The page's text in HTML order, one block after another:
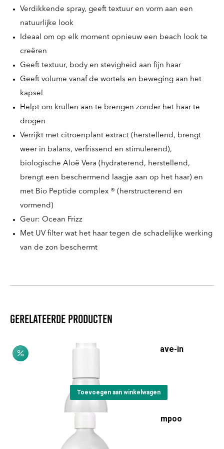
Verdikkende spray, geeft textuur en vorm aan een
natuurlijke look
Ideaal om op elk moment opnieuw een beach look te
creëren
Geeft textuur, body en stevigheid aan fijn haar
Geeft volume vanaf de wortels en beweging aan het
kapsel
Helpt om krullen aan te brengen zonder het haar te
drogen
Verrijkt met citroenplant extract (herstellend, brengt
weer in balans, verfrissend en stimulerend),
biologische Aloë Vera (hydraterend, herstellend,
brengt een beschermend laagje aan op het haar) en
met Bio Peptide complex ® (herstructerend en
vormend)
Geur: Ocean Frizz
Met UV filter wat het haar tegen de schadelijke werking
van de zon beschermt
Gerelateerde producten
Castagna & Equiseto Leave-in
prijs
was:
€29,05.
is:
Toevoegen aan winkelwagen
Basilico & Mandorla Shampoo
€8,20